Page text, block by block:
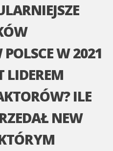
W 2021
LIDEREM
ILE
NEW